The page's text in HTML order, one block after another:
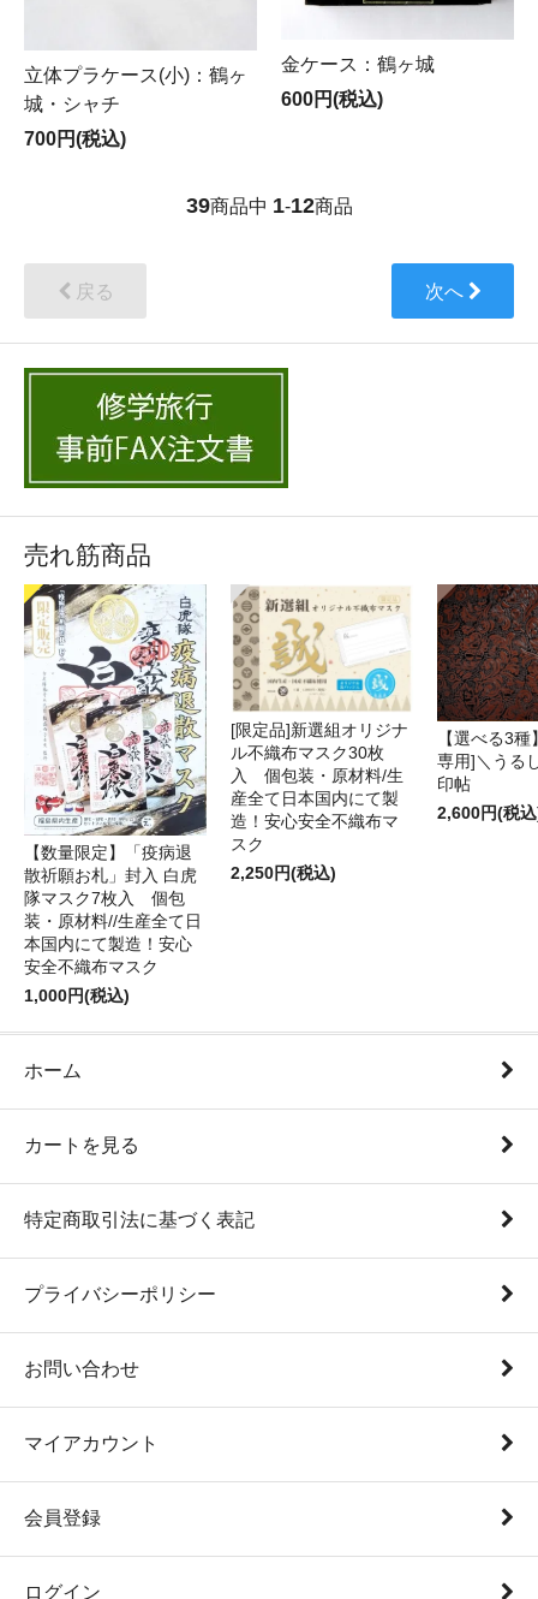
立体プラケース(小)：鶴ヶ
城・シャチ
700円(税込)
金ケース：鶴ヶ城
600円(税込)
39商品中 1-12商品
戻る 次へ
売れ筋商品
【数量限定】「疫病退
散祈願お札」封入 白虎
隊マスク7枚入 個包
装・原材料//生産全て日
本国内にて製造！安心
安全不織布マスク
1,000円(税込)
[限定品]新選組オリジナ
ル不織布マスク30枚
入 個包装・原材料/生
産全て日本国内にて製
造！安心安全不織布マ
スク
2,250円(税込)
【選べる3
専用]＼うる
印帖
2,600円(税
ホーム
カートを見る
特定商取引法に基づく表記
プライバシーポリシー
お問い合わせ
マイアカウント
会員登録
ログイン